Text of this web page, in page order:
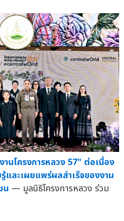
นโครงการหลวง 57" ต่อเนื่อง
และเผยแพร่ผลสำเร็จของงาน
น — มูลนิธิโครงการหลวง ร่วม